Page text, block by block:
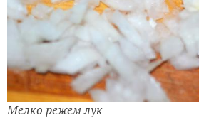
Мелко режем лук